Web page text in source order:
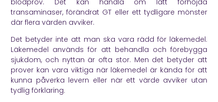
transaminaser, förändrat GT eller ett tydligare mönster
där flera värden avviker.
Det betyder inte att man ska vara rädd för läkemedel.
Läkemedel används för att behandla och förebygga
sjukdom, och nyttan är ofta stor. Men det betyder att
prover kan vara viktiga när läkemedel är kända för att
kunna påverka levern eller när ett värde avviker utan
tydlig förklaring.